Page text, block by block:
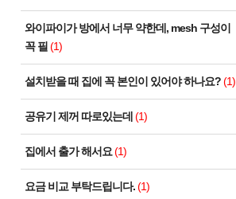
와이파이가 방에서 너무 약한데, mesh 구성이
꼭 필 (1)
설치받을 때 집에 꼭 본인이 있어야 하나요? (1)
공유기 제꺼 따로있는데 (1)
집에서 출가 해서요 (1)
요금 비교 부탁드립니다. (1)